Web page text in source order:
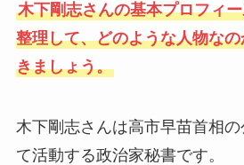
木下剛志さんの基本プロフィ
整理して、どのような人物な
きましょう。
木下剛志さんは高市早苗首相
て活動する政治家秘書です。